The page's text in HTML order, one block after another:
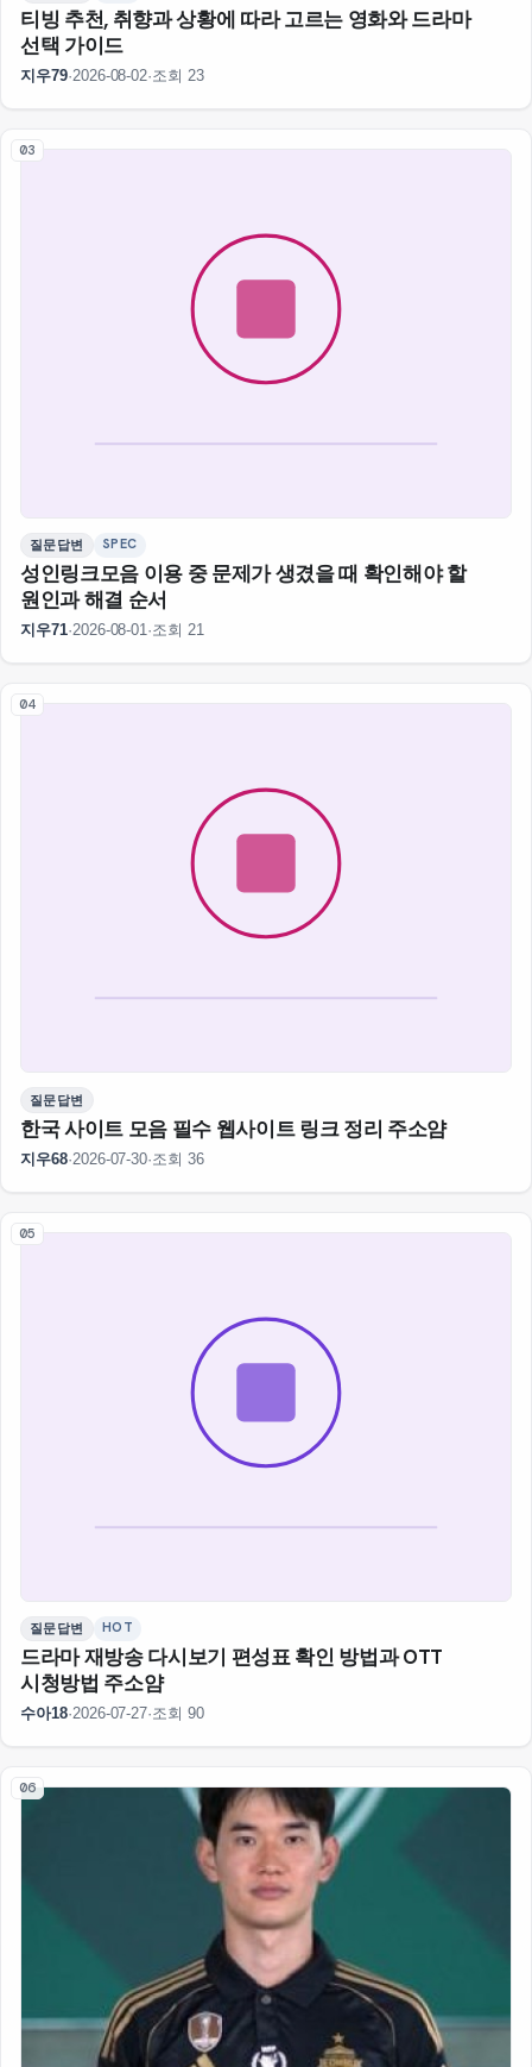
티빙 추천, 취향과 상황에 따라 고르는 영화와 드라마
선택 가이드
지우79·2026-08-02·조회 23
03
질문답변 SPEC
성인링크모음 이용 중 문제가 생겼을 때 확인해야 할
원인과 해결 순서
지우71·2026-08-01·조회 21
04
질문답변
한국 사이트 모음 필수 웹사이트 링크 정리 주소얌
지우68·2026-07-30·조회 36
05
질문답변 HOT
드라마 재방송 다시보기 편성표 확인 방법과 OTT
시청방법 주소얌
수아18·2026-07-27·조회 90
06